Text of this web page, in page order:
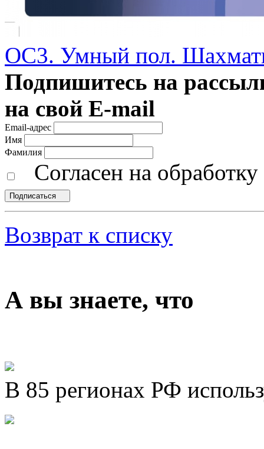
ОС3. Умный пол.
Подпишитесь на
на свой E-mail
Email-адрес
Имя
Фамилия
Согласен на
Подписаться
Возврат к списку
А вы знаете, что
В 85 регионах РФ